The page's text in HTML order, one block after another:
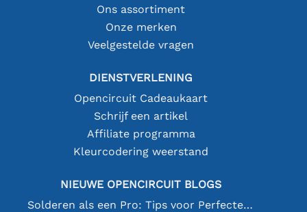
Ons assortiment
Onze merken
Veelgestelde vragen
DIENSTVERLENING
Opencircuit Cadeaukaart
Schrijf een artikel
Affiliate programma
Kleurcodering weerstand
NIEUWE OPENCIRCUIT BLOGS
Solderen als een Pro: Tips voor Perfecte Elektronische Verbindingen